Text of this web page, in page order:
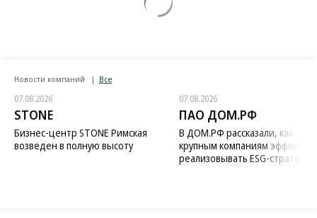
Новости компаний Все
07.08.2026
STONE
Бизнес-центр STONE Римская
возведен в полную высоту
07.08.2026
ПАО ДОМ.РФ
В ДОМ.РФ рассказали, как
крупным компаниям
реализовывать ESG-стратегию